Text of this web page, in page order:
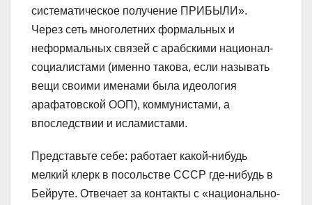
систематическое получение ПРИБЫЛИ».
Через сеть многолетних формальных и
неформальных связей с арабскими национал-
социалистами (именно такова, если называть
вещи своими именами была идеология
арафатовской ООП), коммунистами, а
впоследствии и исламистами.
Представьте себе: работает какой-нибудь
мелкий клерк в посольстве СССР где-нибудь в
Бейруте. Отвечает за контакты с «национально-